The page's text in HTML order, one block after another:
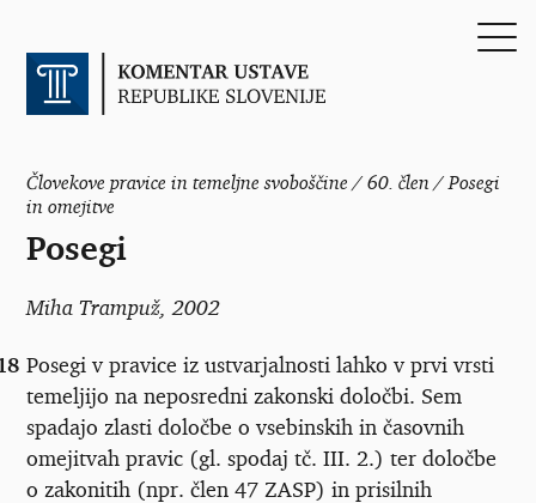
Človekove pravice in temeljne svoboščine / 60. člen / Posegi
in omejitve
Posegi
Miha Trampuž , 2002
Posegi v pravice iz ustvarjalnosti lahko v prvi vrsti
temeljijo na neposredni zakonski določbi. Sem
spadajo zlasti določbe o vsebinskih in časovnih
omejitvah pravic (gl. spodaj tč. III. 2.) ter določbe
o zakonitih (npr. člen 47 ZASP) in prisilnih